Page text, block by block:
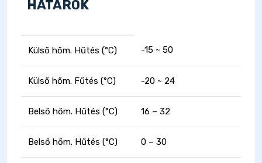
HATÁROK
Külső hőm. Hűtés (°C) -15 ~ 50
Külső hőm. Fűtés (°C) -20 ~ 24
Belső hőm. Hűtés (°C) 16 – 32
Belső hőm. Hűtés (°C) 0 – 30